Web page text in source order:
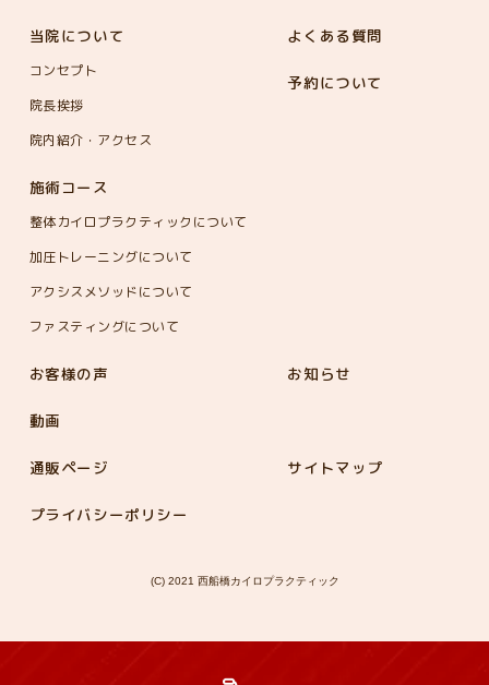
当院について
コンセプト
院長挨拶
院内紹介・アクセス
よくある質問
予約について
施術コース
整体カイロプラクティックについて
加圧トレーニングについて
アクシスメソッドについて
ファスティングについて
お客様の声 お知らせ
動画
通販ページ サイトマップ
プライバシーポリシー
(C) 2021 西船橋カイロプラクティック